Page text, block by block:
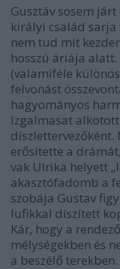
Gusztáv sosem
királyi család
nem tud mit
hosszú áriája
(valamiféle
felvonást
hagyományos
Izgalmasat
erősítette a
vak Ulrika helyett
akasztófadomb a
szobája Gustav
lufikkal díszített
Kár, hogy a
mélységekben és
a beszélő terekben.